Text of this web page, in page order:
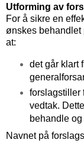
Utforming av
For å sikre en
ønskes
at:
det går klart
forslagstiller
vedtak.
behandle
Navnet på